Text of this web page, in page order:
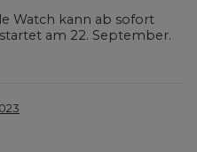
Watch kann ab sofort
am 22. September.